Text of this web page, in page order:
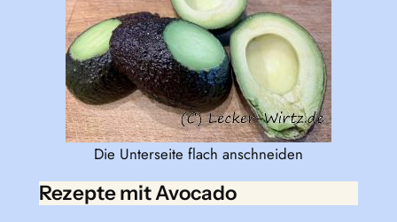
Die Unterseite flach anschneiden
Rezepte mit Avocado